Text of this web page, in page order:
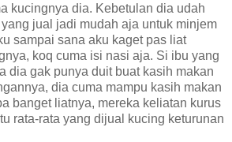
kucingnya dia. Kebetulan dia udah
jual jadi mudah aja untuk minjem
sampai sana aku kaget pas liat
koq cuma isi nasi aja. Si ibu yang
dia gak punya duit buat kasih makan
dia cuma mampu kasih makan
banget liatnya, mereka keliatan kurus
rata-rata yang dijual kucing keturunan